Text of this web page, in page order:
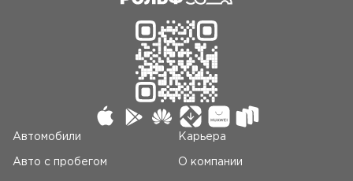
Автомобили
Авто c пробегом
Карьера
О компании